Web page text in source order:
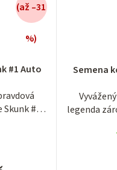
#1 Auto
Skunk #1
(až –31
%)
Semena
legenda